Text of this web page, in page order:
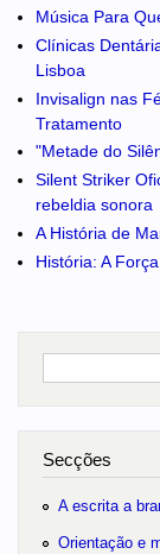
Música Para
Clínicas
Lisboa
Invisalign nas
Tratamento
"Metade do
Silent Striker
rebeldia sonora
A História de
História: A
Pesquisar
no portal
Secções
A escrita a
Orientação e